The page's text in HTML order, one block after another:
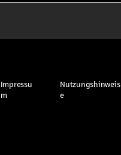
Impressu
m
Nutzungshinweis
e